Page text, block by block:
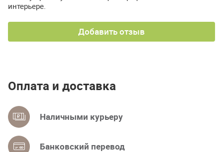
интерьере.
Добавить отзыв
Оплата и доставка
Наличными курьеру
Банковский перевод